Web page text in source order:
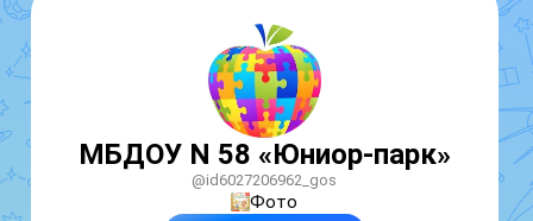
МБДОУ N 58 «Юниор-парк»
@id6027206962_gos
Фото